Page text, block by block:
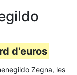
d'euros
Zegna, les